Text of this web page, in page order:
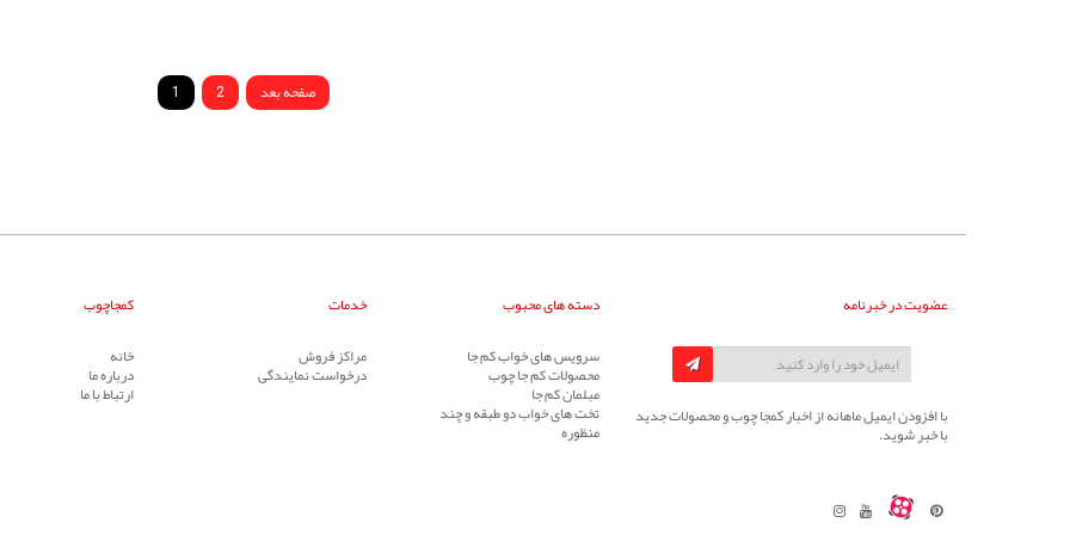
1 2 صفحه بعد
عضویت در خبرنامه
با افزودن ایمیل ماهانه از اخبار کمجا چوب و محصولات جدید
با خبر شوید.
دسته های محبوب
سرویس های خواب کم جا
محصولات کم جا چوب
مبلمان کم جا
تخت های خواب دو طبقه و چند
منظوره
خدمات
مراکز فروش
درخواست نمایندگی
کمجاچوب
خانه
درباره ما
ارتباط با ما